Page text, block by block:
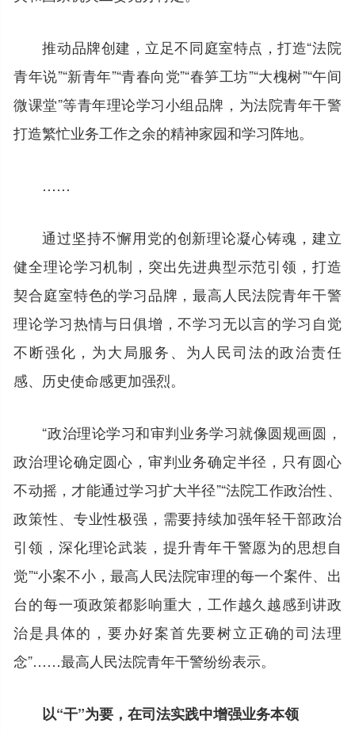
推动品牌创建，立足不同庭室特点，打造“法院
青年说”“新青年”“青春向党”“春笋工坊”“大槐树”“午间
微课堂”等青年理论学习小组品牌，为法院青年干警
打造繁忙业务工作之余的精神家园和学习阵地。
……
通过坚持不懈用党的创新理论凝心铸魂，建立
健全理论学习机制，突出先进典型示范引领，打造
契合庭室特色的学习品牌，最高人民法院青年干警
理论学习热情与日俱增，不学习无以言的学习自觉
不断强化，为大局服务、为人民司法的政治责任
感、历史使命感更加强烈。
“政治理论学习和审判业务学习就像圆规画圆，
政治理论确定圆心，审判业务确定半径，只有圆心
不动摇，才能通过学习扩大半径”“法院工作政治性、
政策性、专业性极强，需要持续加强年轻干部政治
引领，深化理论武装，提升青年干警愿为的思想自
觉”“小案不小，最高人民法院审理的每一个案件、出
台的每一项政策都影响重大，工作越久越感到讲政
治是具体的，要办好案首先要树立正确的司法理
念”……最高人民法院青年干警纷纷表示。
以“干”为要，在司法实践中增强业务本领